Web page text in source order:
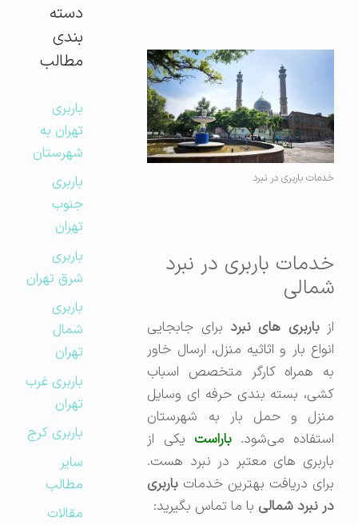
خدمات باربری در نبرد
خدمات باربری در نبرد
شمالی
باربری های نبرد برای جابجایی
انواع بار و اثاثیه منزل، ارسال خاور
به همراه کارگر متخصص اسباب
کشی، بسته بندی حرفه ای وسایل
منزل و حمل بار به شهرستان
استفاده می‌شود.باراست یکی از
باربری های معتبر در نبرد هست.
برای دریافت بهترین خدماتباربری
در نبرد شمالیبا ما تماس بگیرید:
دسته
بندی
مطالب
باربری
تهران به
شهرستان
باربری
جنوب
تهران
باربری
شرق تهران
باربری
شمال
تهران
باربری غرب
تهران
باربری کرج
مطالب
مقالات